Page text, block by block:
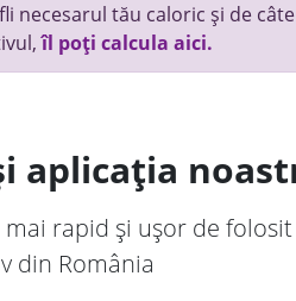
necesarul tău caloric și de
îl poți calcula aici.
aplicația
mai rapid și ușor de
din România